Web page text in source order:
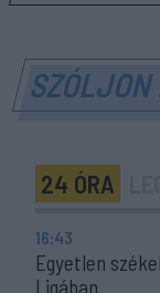
24 ÓRA
16:43
Egyetlen
Ligában